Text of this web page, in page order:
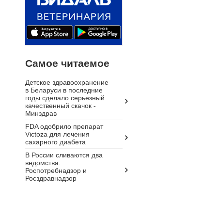
Самое читаемое
Детское здравоохранение
в Беларуси в последние
годы сделало серьезный
качественный скачок -
Минздрав
FDA одобрило препарат
Victoza для лечения
сахарного диабета
В России сливаются два
ведомства:
Роспотребнадзор и
Росздравнадзор